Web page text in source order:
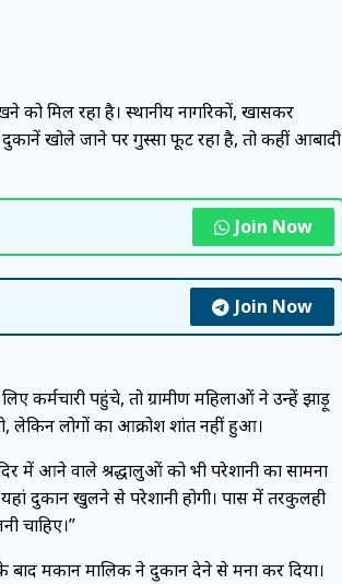
को मिल रहा है। स्थानीय नागरिकों, खासकर
खोले जाने पर गुस्सा फूट रहा है, तो कहीं आबादी
Join Now
Join Now
पहुंचे, तो ग्रामीण महिलाओं ने उन्हें झाड़ू
लेकिन लोगों का आक्रोश शांत नहीं हुआ।
में आने वाले श्रद्धालुओं को भी परेशानी का सामना
दुकान खुलने से परेशानी होगी। पास में तरकुलही
चाहिए।”
मकान मालिक ने दुकान देने से मना कर दिया।